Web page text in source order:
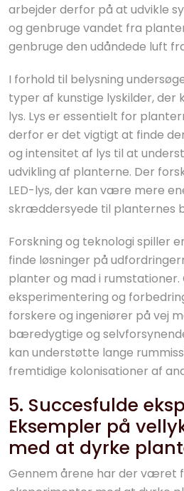
arbejder derfor på at udvikle
og genbruge vandet fra
genbruge den udåndede luft
I forhold til belysning
typer af kunstige lyskilder, der
lys. Lys er essentielt for
derfor er det vigtigt at finde
og intensitet af lys til at
udvikling af planterne. Der
LED-lys, der kan være mere
skræddersyede til planternes
Forskning og teknologi spiller
finde løsninger på
planter og mad i
eksperimentering og
forskere og ingeniører på vej
bæredygtige og
kan understøtte lange
fremtidige kolonisationer af
5. Succesfulde
Eksempler på
med at dyrke
Gennem årene har der været